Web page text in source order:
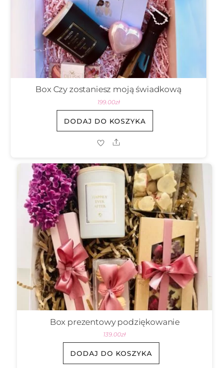
Box Czy zostaniesz moją świadkową
199.00zł
DODAJ DO KOSZYKA
Share
Box prezentowy podziękowanie
139.00zł
DODAJ DO KOSZYKA